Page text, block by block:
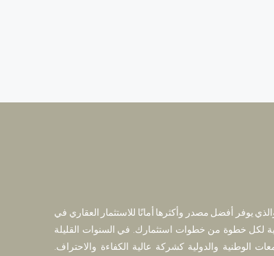
يوفر أفضل مصدر وأكثرها أمانًا للاستثمار العقاري في
لكل خطوة من خطوات استثمارك. في السنوات القليلة
الوطنية والدولية كشركة عالية الكفاءة والاحتراف.